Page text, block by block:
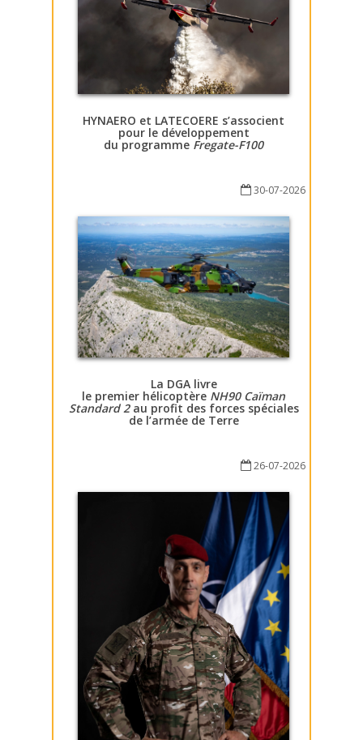
HYNAERO et LATECOERE s’associent
pour le développement
du programme Fregate-F100
30-07-2026
La DGA livre
le premier hélicoptère NH90 Caïman
Standard 2au profit des forces spéciales
de l’armée de Terre
26-07-2026